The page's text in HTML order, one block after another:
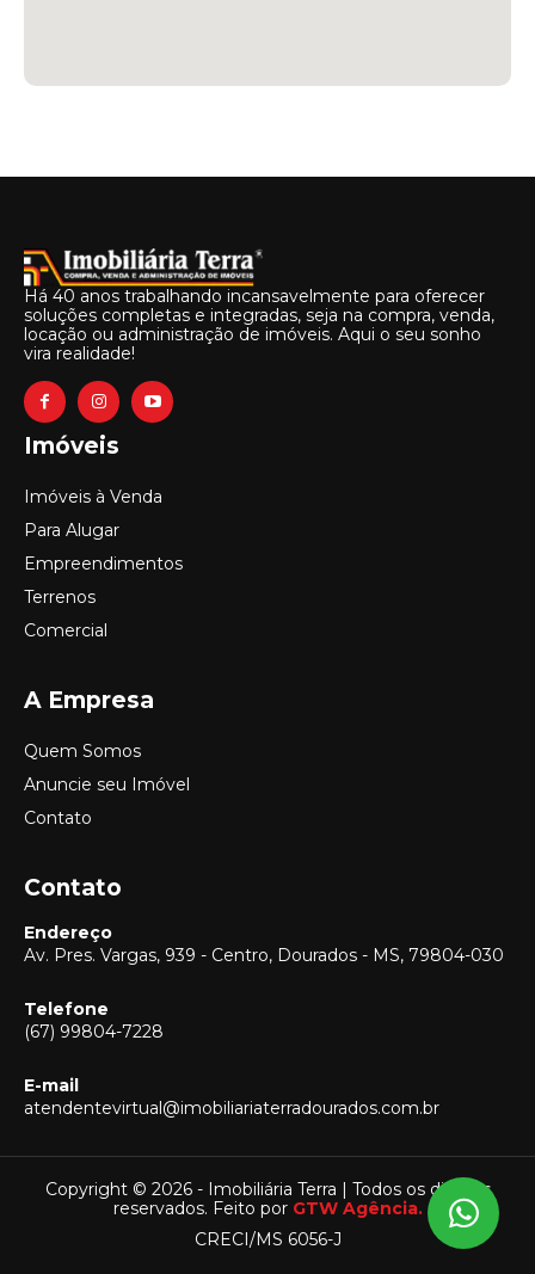
Há 40 anos trabalhando incansavelmente para oferecer
soluções completas e integradas, seja na compra, venda,
locação ou administração de imóveis. Aqui o seu sonho
vira realidade!
Imóveis
Imóveis à Venda
Para Alugar
Empreendimentos
Terrenos
Comercial
A Empresa
Quem Somos
Anuncie seu Imóvel
Contato
Contato
Endereço
Av. Pres. Vargas, 939 - Centro, Dourados - MS, 79804-030
Telefone
(67) 99804-7228
E-mail
atendentevirtual@imobiliariaterradourados.com.br
Copyright © 2026 - Imobiliária Terra | Todos os direitos
reservados. Feito por GTW Agência.
CRECI/MS 6056-J
Vendas
(67) 99804-7228
Locação
(67) 99804-7228